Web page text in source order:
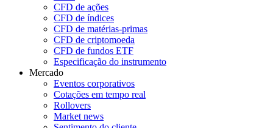
CFD de ações
CFD de índices
CFD de matérias-primas
CFD de criptomoeda
CFD de fundos ETF
Especificação do instrumento
Mercado
Eventos corporativos
Cotações em tempo real
Rollovers
Market news